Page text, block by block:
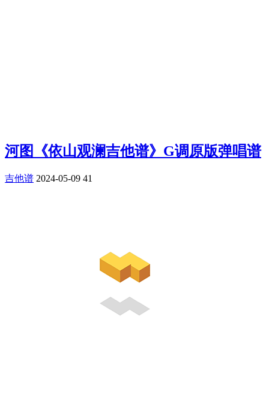
河图《依山观澜吉他谱》G调原版弹唱谱
吉他谱 2024-05-09 41